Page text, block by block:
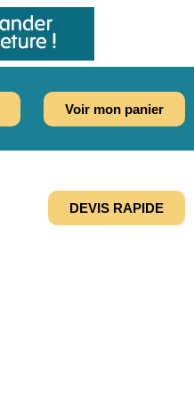
Voir mon panier
DEVIS RAPIDE